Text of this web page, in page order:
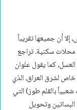
إلا أن جميعها تقريباً
محلات سكنية. تراجع
من تراجع إنتاج العسل، كما يقول علوان
لشرق العراق، الذي
بالقلم طوز) التي
وتحويل